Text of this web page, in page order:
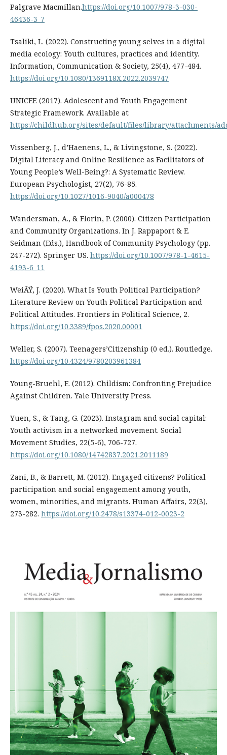
Palgrave Macmillan.https://doi.org/10.1007/978-3-030-
46436-3_7
Tsaliki, L. (2022). Constructing young selves in a digital
media ecology: Youth cultures, practices and identity.
Information, Communication & Society, 25(4), 477-484.
https://doi.org/10.1080/1369118X.2022.2039747
UNICEF. (2017). Adolescent and Youth Engagement
Strategic Framework. Available at:
https://childhub.org/sites/default/files/library/attachments/
Vissenberg, J., d’Haenens, L., & Livingstone, S. (2022).
Digital Literacy and Online Resilience as Facilitators of
Young People’s Well-Being?: A Systematic Review.
European Psychologist, 27(2), 76-85.
https://doi.org/10.1027/1016-9040/a000478
Wandersman, A., & Florin, P. (2000). Citizen Participation
and Community Organizations. In J. Rappaport & E.
Seidman (Eds.), Handbook of Community Psychology (pp.
247-272). Springer US. https://doi.org/10.1007/978-1-4615-
4193-6_11
WeiÃŸ, J. (2020). What Is Youth Political Participation?
Literature Review on Youth Political Participation and
Political Attitudes. Frontiers in Political Science, 2.
https://doi.org/10.3389/fpos.2020.00001
Weller, S. (2007). Teenagers’Citizenship (0 ed.). Routledge.
https://doi.org/10.4324/9780203961384
Young-Bruehl, E. (2012). Childism: Confronting Prejudice
Against Children. Yale University Press.
Yuen, S., & Tang, G. (2023). Instagram and social capital:
Youth activism in a networked movement. Social
Movement Studies, 22(5-6), 706-727.
https://doi.org/10.1080/14742837.2021.2011189
Zani, B., & Barrett, M. (2012). Engaged citizens? Political
participation and social engagement among youth,
women, minorities, and migrants. Human Affairs, 22(3),
273-282. https://doi.org/10.2478/s13374-012-0023-2